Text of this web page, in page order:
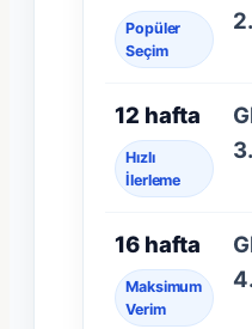
Popüler
Seçim
12 hafta
Hızlı
İlerleme
16 hafta
Maksimum
Verim